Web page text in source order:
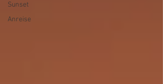
Sunset
Anreise